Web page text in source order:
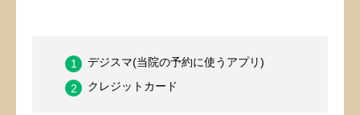
デジスマ(当院の予約に使うアプリ)
クレジットカード